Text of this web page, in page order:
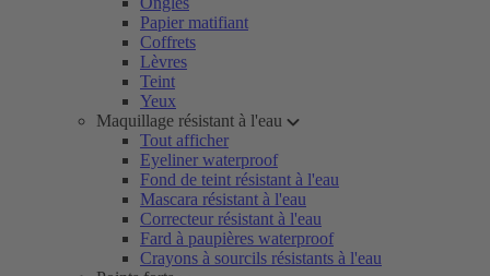
Papier matifiant
Coffrets
Lèvres
Teint
Yeux
Maquillage résistant à l'eau
Tout afficher
Eyeliner waterproof
Fond de teint résistant à l'eau
Mascara résistant à l'eau
Correcteur résistant à l'eau
Fard à paupières waterproof
Crayons à sourcils résistants à l'eau